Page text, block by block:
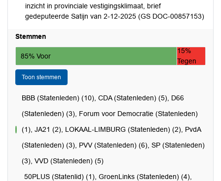
inzicht in provinciale vestigingsklimaat, brief
gedeputeerde Satijn van 2-12-2025 (GS DOC-00857153)
Stemmen
85% Voor
15%
Tegen
Toon stemmen
BBB (Statenleden) (10), CDA (Statenleden) (5), D66
(Statenleden) (3), Forum voor Democratie (Statenleden)
(1), JA21 (2), LOKAAL-LIMBURG (Statenleden) (2), PvdA
(Statenleden) (3), PVV (Statenleden) (6), SP (Statenleden)
(3), VVD (Statenleden) (5)
50PLUS (Statenlid) (1), GroenLinks (Statenleden) (4),